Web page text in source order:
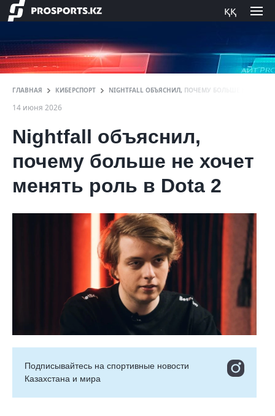
ққ
ГЛАВНАЯ КИБЕРСПОРТ NIGHTFALL ОБЪЯСНИЛ, ПОЧЕМУ БОЛЬШЕ НЕ ХОЧЕТ
14 июня 2026
Nightfall объяснил,
почему больше не хочет
менять роль в Dota 2
Подписывайтесь на cпортивные новости
Казахстана и мира